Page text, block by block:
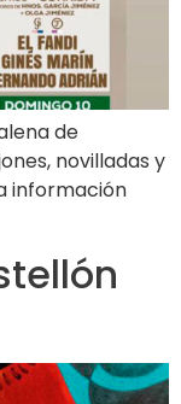
de
novilladas y
información